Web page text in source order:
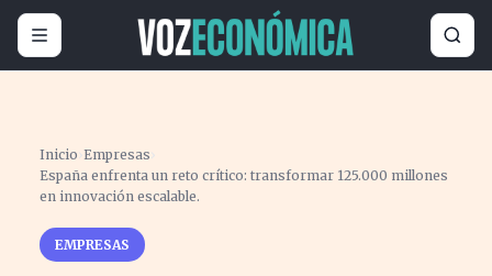
Inicio ›Empresas ›
España enfrenta un reto crítico: transformar 125.000 millones
en innovación escalable.
EMPRESAS